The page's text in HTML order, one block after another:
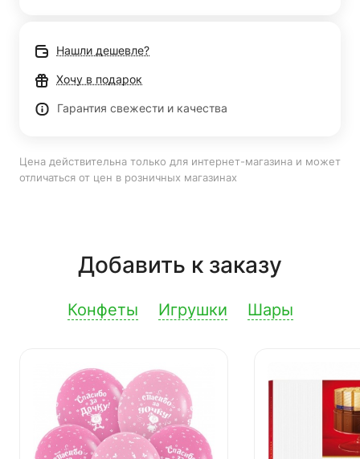
Нашли дешевле?
Хочу в подарок
Гарантия свежести и качества
Цена действительна только для интернет-магазина и может
отличаться от цен в розничных магазинах
Добавить к заказу
Конфеты Игрушки Шары